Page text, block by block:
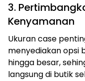
3.
Kenyamanan
Ukuran case
menyediakan opsi
hingga besar,
langsung di butik